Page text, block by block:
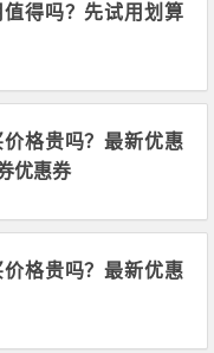
得吗？先试用划算
格贵吗？最新优惠
优惠券
格贵吗？最新优惠